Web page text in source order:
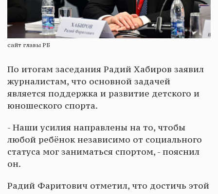
сайт главы РБ
По итогам заседания Радий Хабиров заявил
журналистам, что основной задачей
является поддержка и развитие детского и
юношеского спорта.
- Наши усилия направлены на то, чтобы
любой ребёнок независимо от социального
статуса мог заниматься спортом, - пояснил
он.
Радий Фаритович отметил, что достичь этой